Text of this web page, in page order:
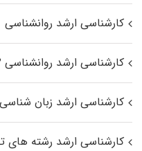
کارشناسی ارشد روانشناسی
کارشناسی ارشد روانشناسی ۲
کارشناسی ارشد زبان شناسی
کارشناسی ارشد رﺷﺘﻪ ﻫﺎی